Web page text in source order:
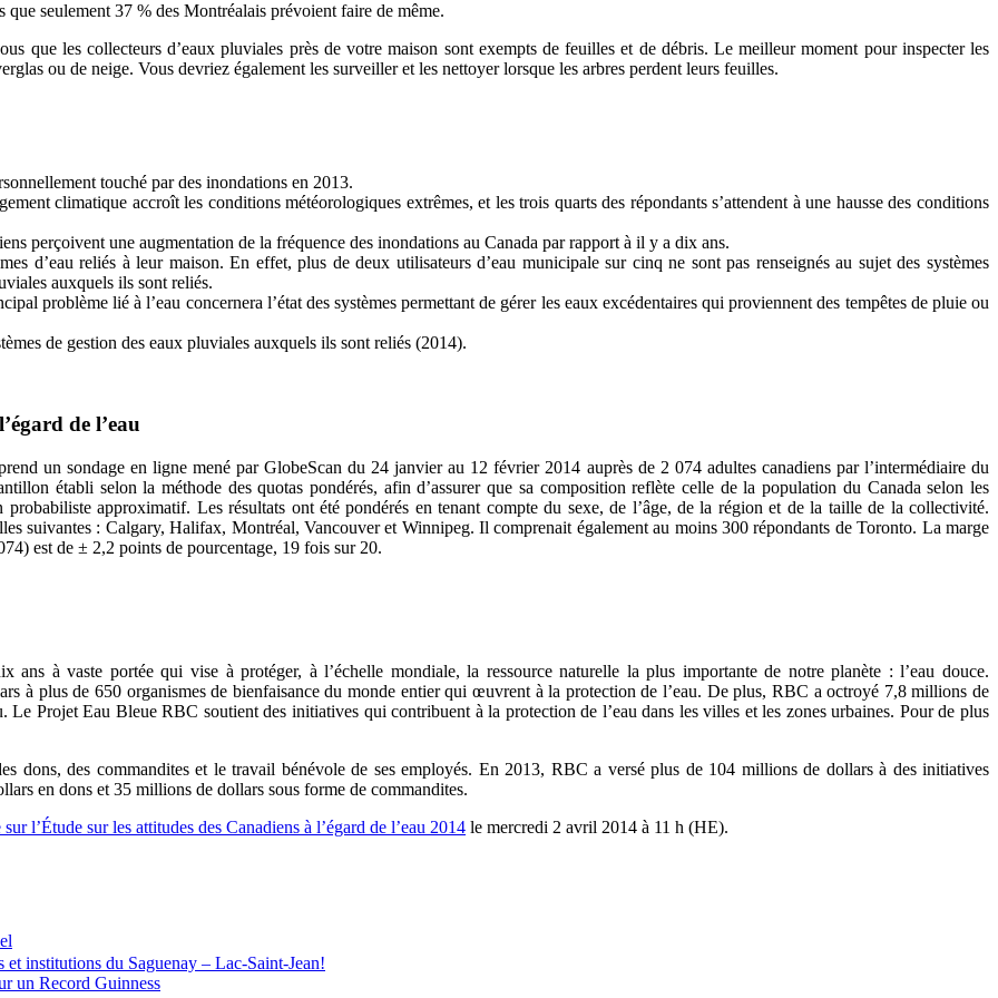
que seulement 37 % des Montréalais prévoient faire de même.
que les collecteurs d’eaux pluviales près de votre maison sont exempts de feuilles et de débris. Le meilleur moment pour inspecter les
ou de neige. Vous devriez également les surveiller et les nettoyer lorsque les arbres perdent leurs feuilles.
touché par des inondations en 2013.
climatique accroît les conditions météorologiques extrêmes, et les trois quarts des répondants s’attendent à une hausse des conditions
perçoivent une augmentation de la fréquence des inondations au Canada par rapport à il y a dix ans.
d’eau reliés à leur maison. En effet, plus de deux utilisateurs d’eau municipale sur cinq ne sont pas renseignés au sujet des systèmes
auxquels ils sont reliés.
problème lié à l’eau concernera l’état des systèmes permettant de gérer les eaux excédentaires qui proviennent des tempêtes de pluie ou
de gestion des eaux pluviales auxquels ils sont reliés (2014).
de l’eau
un sondage en ligne mené par GlobeScan du 24 janvier au 12 février 2014 auprès de 2 074 adultes canadiens par l’intermédiaire du
établi selon la méthode des quotas pondérés, afin d’assurer que sa composition reflète celle de la population du Canada selon les
approximatif. Les résultats ont été pondérés en tenant compte du sexe, de l’âge, de la région et de la taille de la collectivité.
suivantes : Calgary, Halifax, Montréal, Vancouver et Winnipeg. Il comprenait également au moins 300 répondants de Toronto. La marge
est de ± 2,2 points de pourcentage, 19 fois sur 20.
à vaste portée qui vise à protéger, à l’échelle mondiale, la ressource naturelle la plus importante de notre planète : l’eau douce.
à plus de 650 organismes de bienfaisance du monde entier qui œuvrent à la protection de l’eau. De plus, RBC a octroyé 7,8 millions de
Le Projet Eau Bleue RBC soutient des initiatives qui contribuent à la protection de l’eau dans les villes et les zones urbaines. Pour de plus
dons, des commandites et le travail bénévole de ses employés. En 2013, RBC a versé plus de 104 millions de dollars à des initiatives
en dons et 35 millions de dollars sous forme de commandites.
l’Étude sur les attitudes des Canadiens à l’égard de l’eau 2014 le mercredi 2 avril 2014 à 11 h (HE).
institutions du Saguenay – Lac-Saint-Jean!
un Record Guinness